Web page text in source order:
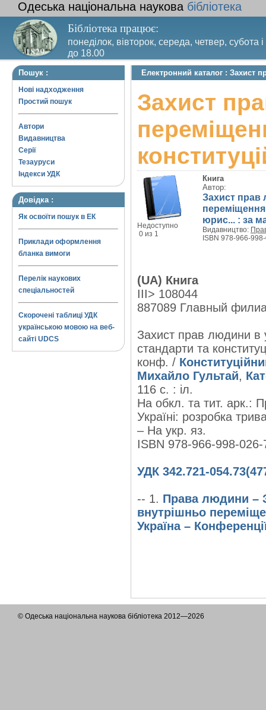
Одеська національна наукова бібліотека
Бібліотека працює:
понеділок, вівторок, середа, четвер, субота
до 18.00
Вихідний день – п’ятниця. Останній четвер
Пошук :
Нові надходження
Простий пошук
Автори
Видавництва
Серії
Тезауруси
Індекси УДК
Довідка :
Як освоїти пошук в ЕК
Приклади оформлення
бланка вимоги
Перелік наукових
спеціальностей
Скорочені таблиці УДК
українською мовою на веб-
сайті UDCS
Електронний каталог : Захист
Захист
Недоступно
0 из 1
Книга
Автор:
Захист прав
юрис... : за
Видавництво:
ISBN 978-966-
(UA) Книга
III> 108044
887089 Главный
Захист прав людини в
стандарти та
конф. /
Михайло Гультай,
116 с. : іл.
На обкл. та тит. арк.:
Україні: розробка
– На укр. яз.
ISBN 978-966-998-026-
УДК 342.721-
-- 1. Права людини –
внутрішньо
Україна –
© Одеська національна наукова бібліотека 2012—2026